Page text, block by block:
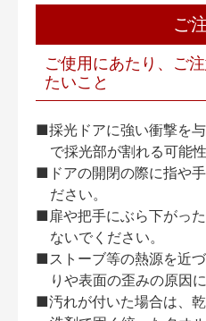
ご
ご使用にあたり、ご
たいこと
■採光ドアに強い衝撃を
で採光部が割れる可能
■ドアの開閉の際に指や
ださい。
■扉や把手にぶら下がっ
ないでください。
■ストーブ等の熱源を近
りや表面の歪みの原因に
■汚れが付いた場合は、